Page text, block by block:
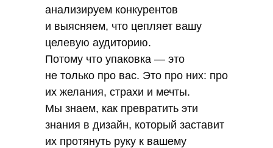
анализируем конкурентов
и выясняем, что цепляет вашу
целевую аудиторию.
Потому что упаковка — это
не только про вас. Это про них: про
их желания, страхи и мечты.
Мы знаем, как превратить эти
знания в дизайн, который заставит
их протянуть руку к вашему
Мы создаем упаковку, которая будет
говорить именно о вашем бренде.